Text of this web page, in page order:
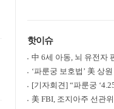
핫이슈